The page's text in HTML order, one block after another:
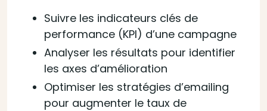
Suivre les indicateurs clés de
performance (KPI) d’une campagne
Analyser les résultats pour identifier
les axes d’amélioration
Optimiser les stratégies d’emailing
pour augmenter le taux de